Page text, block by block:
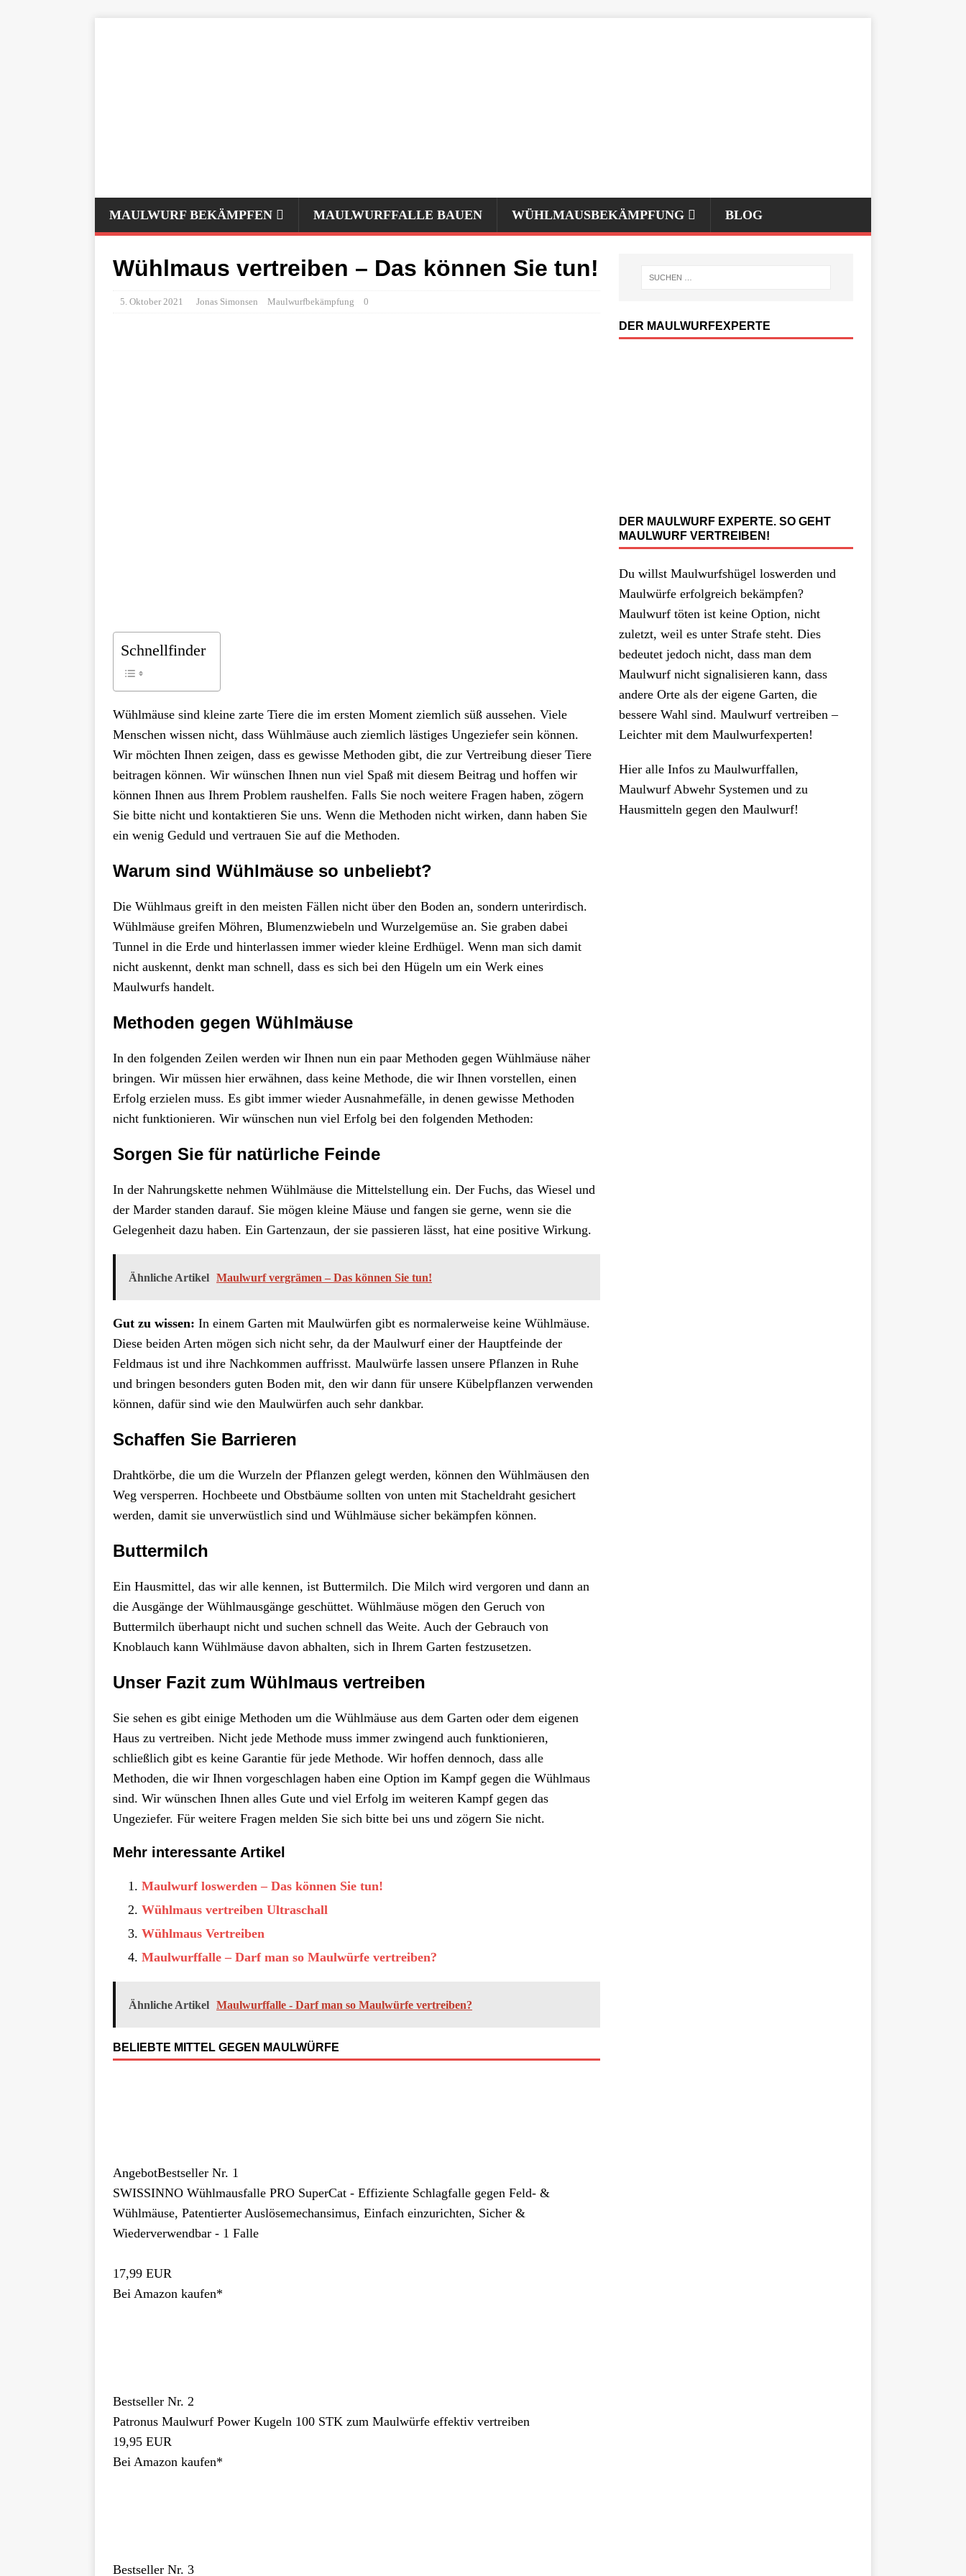
MAULWURF BEKÄMPFEN MAULWURFFALLE BAUEN WÜHLMAUSBEKÄMPFUNG BLOG
Wühlmaus vertreiben – Das können Sie tun!
5. Oktober 2021 Jonas Simonsen Maulwurfbekämpfung 0
Schnellfinder
Wühlmäuse sind kleine zarte Tiere die im ersten Moment ziemlich süß aussehen. Viele
Menschen wissen nicht, dass Wühlmäuse auch ziemlich lästiges Ungeziefer sein können.
Wir möchten Ihnen zeigen, dass es gewisse Methoden gibt, die zur Vertreibung dieser Tiere
beitragen können. Wir wünschen Ihnen nun viel Spaß mit diesem Beitrag und hoffen wir
können Ihnen aus Ihrem Problem raushelfen. Falls Sie noch weitere Fragen haben, zögern
Sie bitte nicht und kontaktieren Sie uns. Wenn die Methoden nicht wirken, dann haben Sie
ein wenig Geduld und vertrauen Sie auf die Methoden.
Warum sind Wühlmäuse so unbeliebt?
Die Wühlmaus greift in den meisten Fällen nicht über den Boden an, sondern unterirdisch.
Wühlmäuse greifen Möhren, Blumenzwiebeln und Wurzelgemüse an. Sie graben dabei
Tunnel in die Erde und hinterlassen immer wieder kleine Erdhügel. Wenn man sich damit
nicht auskennt, denkt man schnell, dass es sich bei den Hügeln um ein Werk eines
Maulwurfs handelt.
Methoden gegen Wühlmäuse
In den folgenden Zeilen werden wir Ihnen nun ein paar Methoden gegen Wühlmäuse näher
bringen. Wir müssen hier erwähnen, dass keine Methode, die wir Ihnen vorstellen, einen
Erfolg erzielen muss. Es gibt immer wieder Ausnahmefälle, in denen gewisse Methoden
nicht funktionieren. Wir wünschen nun viel Erfolg bei den folgenden Methoden:
Sorgen Sie für natürliche Feinde
In der Nahrungskette nehmen Wühlmäuse die Mittelstellung ein. Der Fuchs, das Wiesel und
der Marder standen darauf. Sie mögen kleine Mäuse und fangen sie gerne, wenn sie die
Gelegenheit dazu haben. Ein Gartenzaun, der sie passieren lässt, hat eine positive Wirkung.
Ähnliche Artikel Maulwurf vergrämen – Das können Sie tun!
Gut zu wissen: In einem Garten mit Maulwürfen gibt es normalerweise keine Wühlmäuse.
Diese beiden Arten mögen sich nicht sehr, da der Maulwurf einer der Hauptfeinde der
Feldmaus ist und ihre Nachkommen auffrisst. Maulwürfe lassen unsere Pflanzen in Ruhe
und bringen besonders guten Boden mit, den wir dann für unsere Kübelpflanzen verwenden
können, dafür sind wie den Maulwürfen auch sehr dankbar.
Schaffen Sie Barrieren
Drahtkörbe, die um die Wurzeln der Pflanzen gelegt werden, können den Wühlmäusen den
Weg versperren. Hochbeete und Obstbäume sollten von unten mit Stacheldraht gesichert
werden, damit sie unverwüstlich sind und Wühlmäuse sicher bekämpfen können.
Buttermilch
Ein Hausmittel, das wir alle kennen, ist Buttermilch. Die Milch wird vergoren und dann an
die Ausgänge der Wühlmausgänge geschüttet. Wühlmäuse mögen den Geruch von
Buttermilch überhaupt nicht und suchen schnell das Weite. Auch der Gebrauch von
Knoblauch kann Wühlmäuse davon abhalten, sich in Ihrem Garten festzusetzen.
Unser Fazit zum Wühlmaus vertreiben
Sie sehen es gibt einige Methoden um die Wühlmäuse aus dem Garten oder dem eigenen
Haus zu vertreiben. Nicht jede Methode muss immer zwingend auch funktionieren,
schließlich gibt es keine Garantie für jede Methode. Wir hoffen dennoch, dass alle
Methoden, die wir Ihnen vorgeschlagen haben eine Option im Kampf gegen die Wühlmaus
sind. Wir wünschen Ihnen alles Gute und viel Erfolg im weiteren Kampf gegen das
Ungeziefer. Für weitere Fragen melden Sie sich bitte bei uns und zögern Sie nicht.
Mehr interessante Artikel
Maulwurf loswerden – Das können Sie tun!
Wühlmaus vertreiben Ultraschall
Wühlmaus Vertreiben
Maulwurffalle – Darf man so Maulwürfe vertreiben?
Ähnliche Artikel Maulwurffalle - Darf man so Maulwürfe vertreiben?
BELIEBTE MITTEL GEGEN MAULWÜRFE
AngebotBestseller Nr. 1
SWISSINNO Wühlmausfalle PRO SuperCat - Effiziente Schlagfalle gegen Feld- &
Wühlmäuse, Patentierter Auslösemechansimus, Einfach einzurichten, Sicher &
Wiederverwendbar - 1 Falle
17,99 EUR
Bei Amazon kaufen*
Bestseller Nr. 2
Patronus Maulwurf Power Kugeln 100 STK zum Maulwürfe effektiv vertreiben
19,95 EUR
Bei Amazon kaufen*
Bestseller Nr. 3
DER MAULWURFEXPERTE
DER MAULWURF EXPERTE. SO GEHT
MAULWURF VERTREIBEN!
Du willst Maulwurfshügel loswerden und
Maulwürfe erfolgreich bekämpfen?
Maulwurf töten ist keine Option, nicht
zuletzt, weil es unter Strafe steht. Dies
bedeutet jedoch nicht, dass man dem
Maulwurf nicht signalisieren kann, dass
andere Orte als der eigene Garten, die
bessere Wahl sind. Maulwurf vertreiben –
Leichter mit dem Maulwurfexperten!
Hier alle Infos zu Maulwurffallen,
Maulwurf Abwehr Systemen und zu
Hausmitteln gegen den Maulwurf!